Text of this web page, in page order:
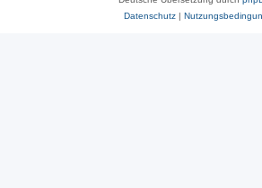
Datenschutz|